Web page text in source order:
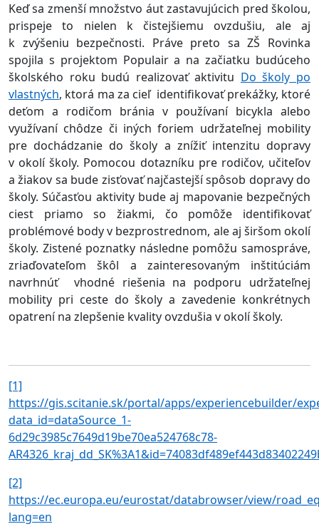
Keď sa zmenší množstvo áut zastavujúcich pred školou,
prispeje to nielen k čistejšiemu ovzdušiu, ale aj
k zvýšeniu bezpečnosti. Práve preto sa ZŠ Rovinka
spojila s projektom Populair a na začiatku budúceho
školského roku budú realizovať aktivitu Do školy po
vlastných, ktorá ma za cieľ identifikovať prekážky, ktoré
deťom a rodičom bránia v používaní bicykla alebo
využívaní chôdze či iných foriem udržateľnej mobility
pre dochádzanie do školy a znížiť intenzitu dopravy
v okolí školy. Pomocou dotazníku pre rodičov, učiteľov
a žiakov sa bude zisťovať najčastejší spôsob dopravy do
školy. Súčasťou aktivity bude aj mapovanie bezpečných
ciest priamo so žiakmi, čo pomôže identifikovať
problémové body v bezprostrednom, ale aj širšom okolí
školy. Zistené poznatky následne pomôžu samospráve,
zriaďovateľom škôl a zainteresovaným inštitúciám
navrhnúť vhodné riešenia na podporu udržateľnej
mobility pri ceste do školy a zavedenie konkrétnych
opatrení na zlepšenie kvality ovzdušia v okolí školy.
[1]
https://gis.scitanie.sk/portal/apps/experiencebuilder/
data_id=dataSource_1-
6d29c3985c7649d19be70ea524768c78-
[2]
https://ec.europa.eu/eurostat/databrowser/view/
lang=en